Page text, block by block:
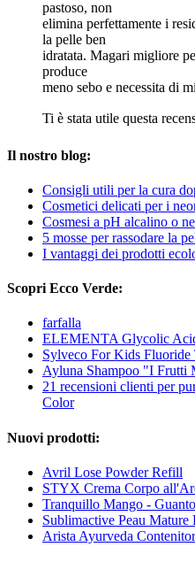
pastoso, non
elimina perfettamente i
la pelle ben
idratata. Magari migliore
produce
meno sebo e necessita di
Ti è stata utile questa
Il nostro blog:
Consigli utili per la cura
Cosmetici delicati per i
Cosmesi a pH alcalino o
5 mosse per rassodare la
I vantaggi dei prodotti
Scopri Ecco Verde:
farfalla
ELEMENTA Glycolic
Sylveco For Kids Fluoride
Ayluna Shampoo "I Frutti
21 recensioni clienti per
Color
Nuovi prodotti:
Avril Lose Powder Refill
STYX Crema Corpo
Tranquillo Mango -
Sublimactive Peau Mature
Arista Ayurveda